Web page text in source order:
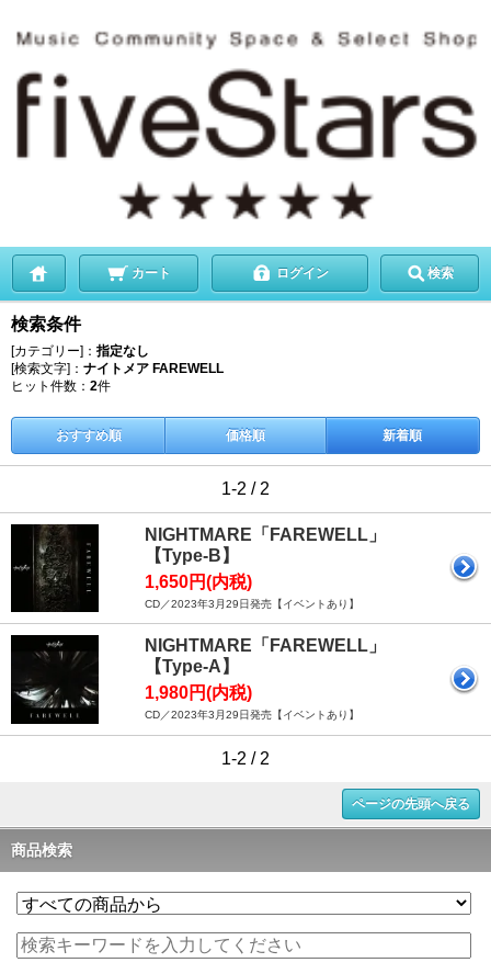
カート ログイン 検索
検索条件
[カテゴリー]： 指定なし
[検索文字]： ナイトメア FAREWELL
ヒット件数： 2件
おすすめ順 価格順 新着順
1-2 / 2
NIGHTMARE「FAREWELL」
【Type-B】
1,650円(内税)
CD／2023年3月29日発売【イベントあり】
NIGHTMARE「FAREWELL」
【Type-A】
1,980円(内税)
CD／2023年3月29日発売【イベントあり】
1-2 / 2
ページの先頭へ戻る
商品検索